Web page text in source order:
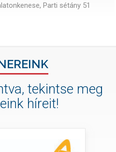
Parti sétány 51
tekintse meg
híreit!